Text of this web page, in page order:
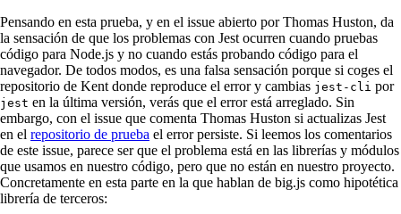
Pensando en esta prueba, y en el issue abierto por Thomas Huston, da
la sensación de que los problemas con Jest ocurren cuando pruebas
código para Node.js y no cuando estás probando código para el
navegador. De todos modos, es una falsa sensación porque si coges el
repositorio de Kent donde reproduce el error y cambias jest-cli por
jest en la última versión, verás que el error está arreglado. Sin
embargo, con el issue que comenta Thomas Huston si actualizas Jest
en el repositorio de prueba el error persiste. Si leemos los comentarios
de este issue, parece ser que el problema está en las librerías y módulos
que usamos en nuestro código, pero que no están en nuestro proyecto.
Concretamente en esta parte en la que hablan de big.js como hipotética
librería de terceros: